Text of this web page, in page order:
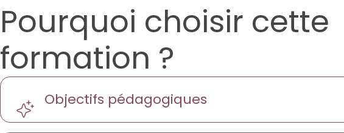
Pourquoi choisir cette
formation ?
Objectifs pédagogiques